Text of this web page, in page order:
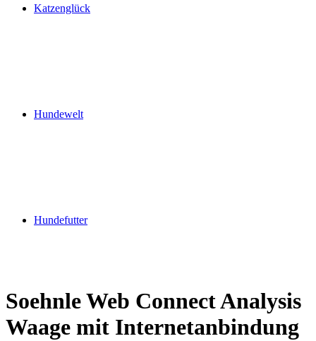
Katzenglück
Hundewelt
Hundefutter
Soehnle Web Connect Analysis
Waage mit Internetanbindung